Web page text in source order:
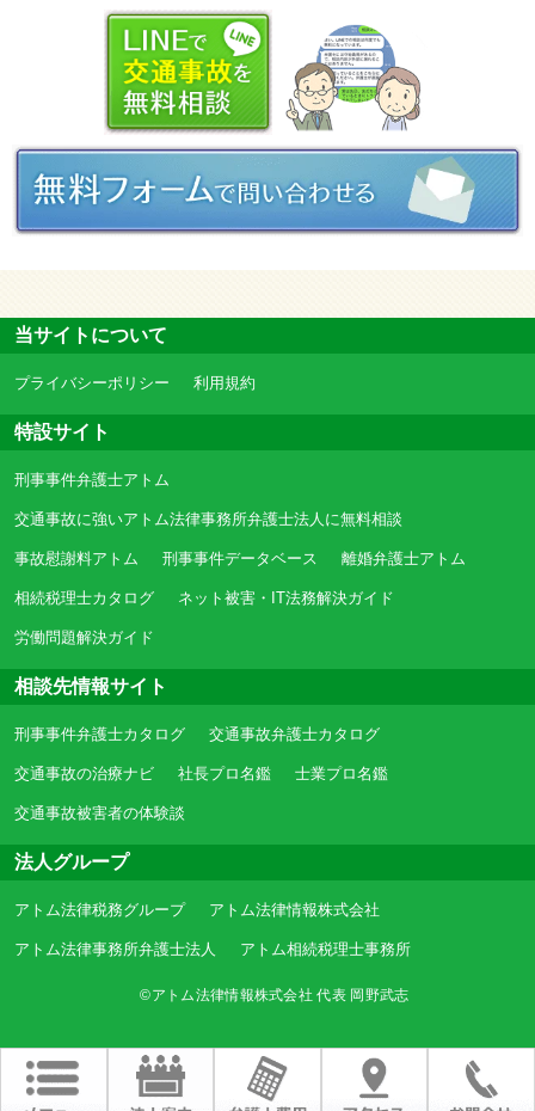
当サイトについて
プライバシーポリシー 利用規約
特設サイト
刑事事件弁護士アトム
交通事故に強いアトム法律事務所弁護士法人に無料相談
事故慰謝料アトム 刑事事件データベース 離婚弁護士アトム
相続税理士カタログ ネット被害・IT法務解決ガイド
労働問題解決ガイド
相談先情報サイト
刑事事件弁護士カタログ 交通事故弁護士カタログ
交通事故の治療ナビ 社長プロ名鑑 士業プロ名鑑
交通事故被害者の体験談
法人グループ
アトム法律税務グループ アトム法律情報株式会社
アトム法律事務所弁護士法人 アトム相続税理士事務所
©アトム法律情報株式会社 代表 岡野武志